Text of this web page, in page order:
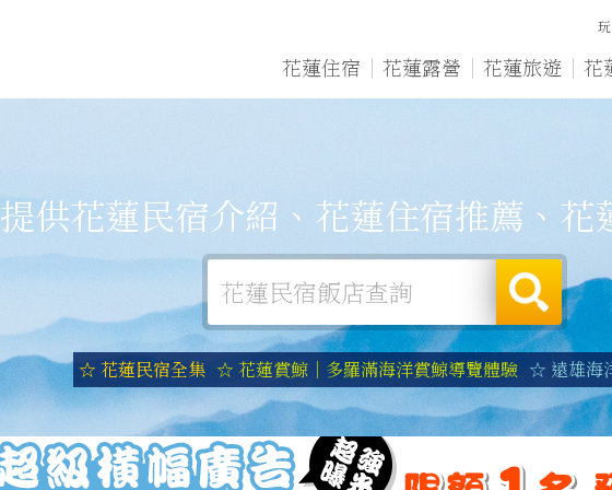
花蓮住宿 花蓮露營 花蓮旅遊 花
提供花蓮民宿介紹、花蓮住宿推薦、花
☆ 花蓮民宿全集 ☆ 花蓮賞鯨｜多羅滿海洋賞鯨導覽體驗 ☆ 遠雄海